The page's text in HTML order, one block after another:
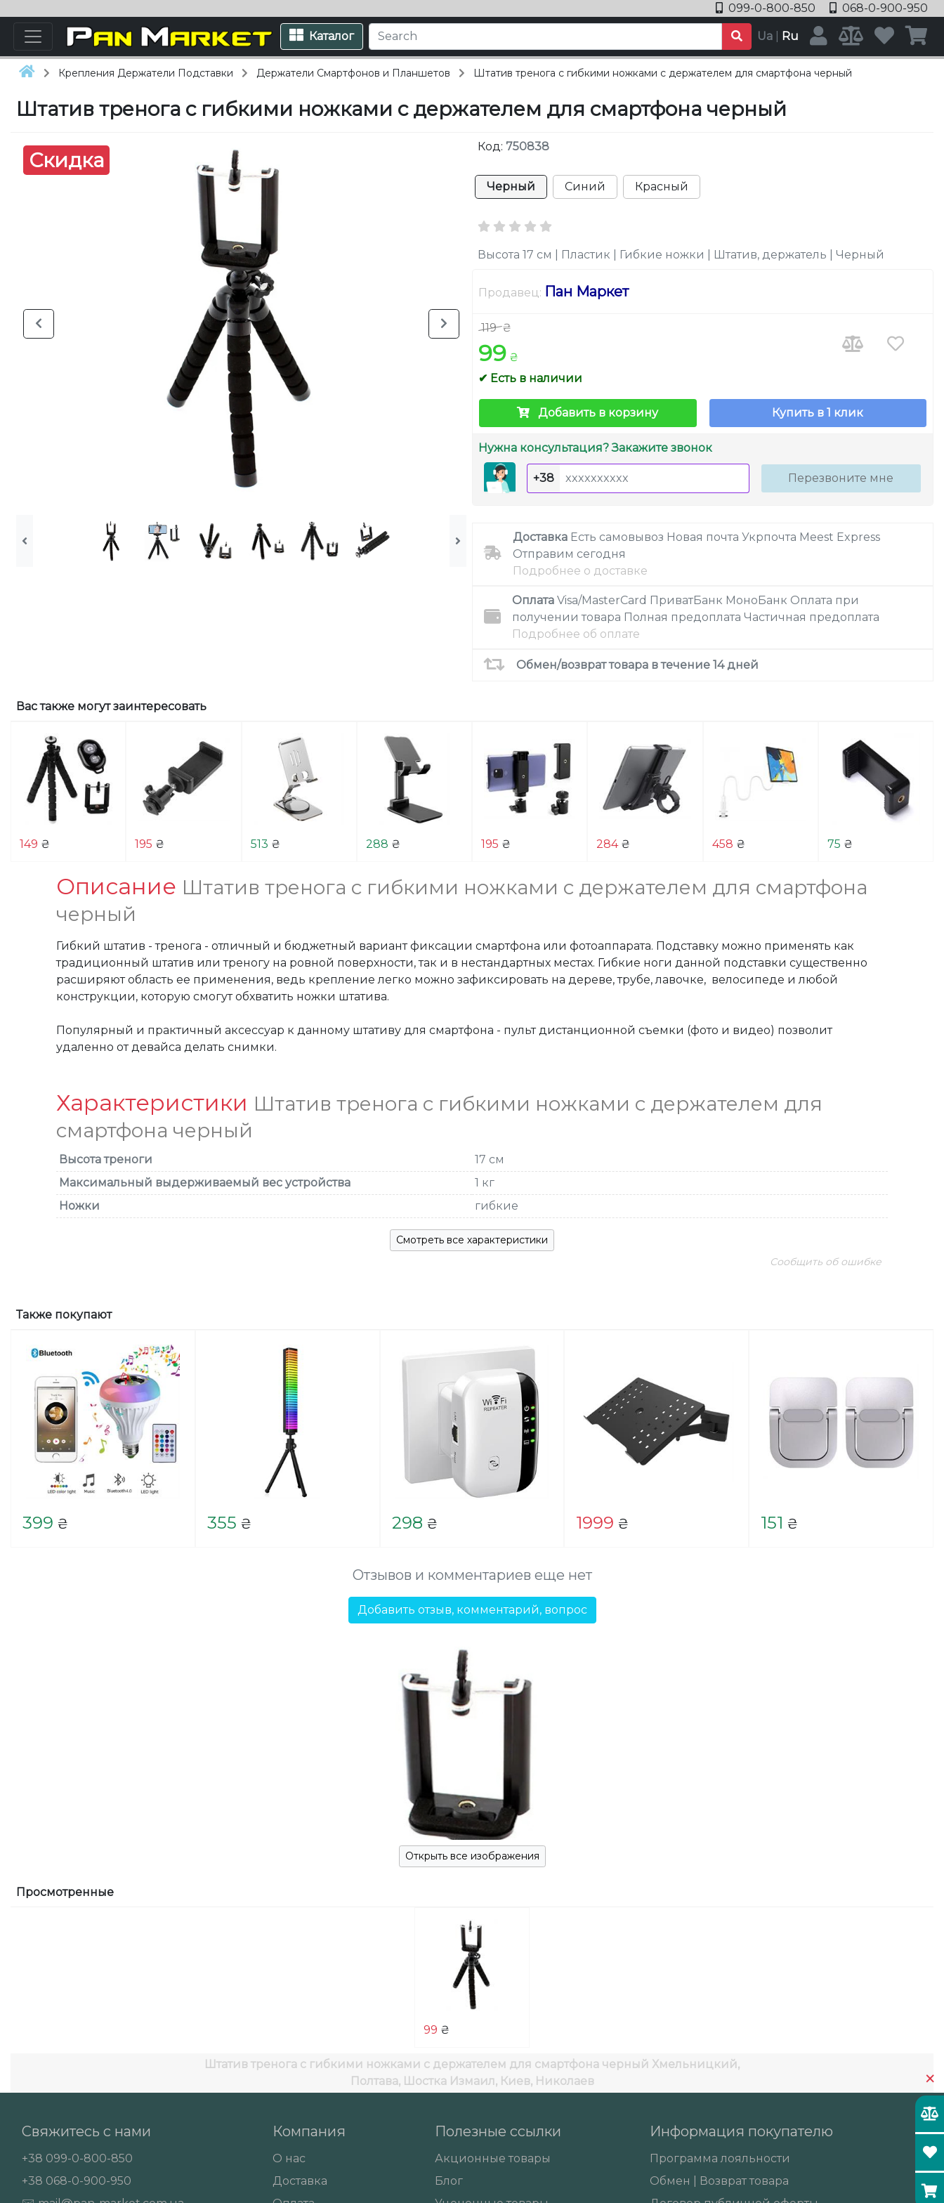
×
099-0-800-850 068-0-900-950
Каталог Ua Ru
Крепления Держатели Подставки Держатели Смартфонов и Планшетов Штатив тренога с гибкими ножками с держателем для смартфона черный
Штатив тренога с гибкими ножками с держателем для смартфона черный
Скидка
Код: 750838
Черный Синий Красный
Высота 17 см | Пластик | Гибкие ножки | Штатив, держатель | Черный
Продавец: Пан Маркет
119 ₴
99 ₴
✔ Есть в наличии
Добавить в корзину Купить в 1 клик
Нужна консультация? Закажите звонок
+38 Перезвоните мне
Доставка Есть самовывоз Новая почта Укрпочта Meest Express
Отправим сегодня
Подробнее о доставке
Оплата Visa/MasterCard ПриватБанк МоноБанк Оплата при
получении товара Полная предоплата Частичная предоплата
Подробнее об оплате
Обмен/возврат товара в течение 14 дней
Вас также могут заинтересовать
149 ₴ 195 ₴ 513 ₴ 288 ₴ 195 ₴ 284 ₴ 458 ₴ 75 ₴
Описание Штатив тренога с гибкими ножками с держателем для смартфона
черный
Гибкий штатив - тренога - отличный и бюджетный вариант фиксации смартфона или фотоаппарата. Подставку можно применять как
традиционный штатив или треногу на ровной поверхности, так и в нестандартных местах. Гибкие ноги данной подставки существенно
расширяют область ее применения, ведь крепление легко можно зафиксировать на дереве, трубе, лавочке,  велосипеде и любой
конструкции, которую смогут обхватить ножки штатива.
Популярный и практичный аксессуар к данному штативу для смартфона - пульт дистанционной съемки (фото и видео) позволит
удаленно от девайса делать снимки.
Характеристики Штатив тренога с гибкими ножками с держателем для
смартфона черный
Высота треноги
17 см
Максимальный выдерживаемый вес устройства
1 кг
Ножки
гибкие
Смотреть все характеристики
Сообщить об ошибке
Также покупают
399 ₴ 355 ₴ 298 ₴ 1999 ₴ 151 ₴
Отзывов и комментариев еще нет
Добавить отзыв, комментарий, вопрос
Открыть все изображения
Просмотренные
99 ₴
Штатив тренога с гибкими ножками с держателем для смартфона черный Хмельницкий,
Полтава, Шостка Измаил, Киев, Николаев
Свяжитесь с нами
+38 099-0-800-850
+38 068-0-900-950
Компания
О нас
Доставка
Полезные ссылки
Акционные товары
Блог
Информация покупателю
Программа лояльности
Обмен | Возврат товара